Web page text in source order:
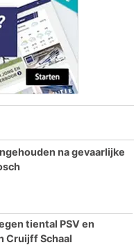
na gevaarlijke
tiental PSV en
Cruijff Schaal